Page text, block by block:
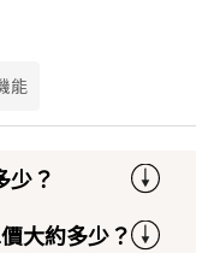
能
少？
大約多少？